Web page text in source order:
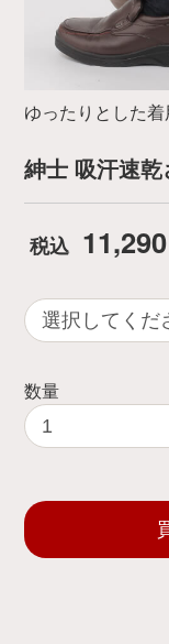
ゆったりとした
紳士 吸汗速
税込 11,290
数量